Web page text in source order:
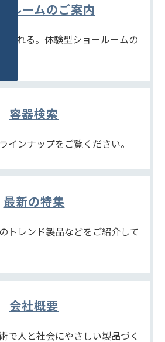
ールームのご案内
られる。体験型ショールームの
容器検索
インナップをご覧ください。
最新の特集
トレンド製品などをご紹介して
会社概要
で人と社会にやさしい製品づく